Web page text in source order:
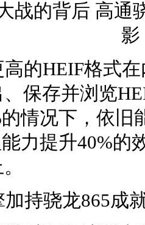
的HEIF格式在
保存并浏览
情况下，依旧
力提升40%的
持骁龙865成